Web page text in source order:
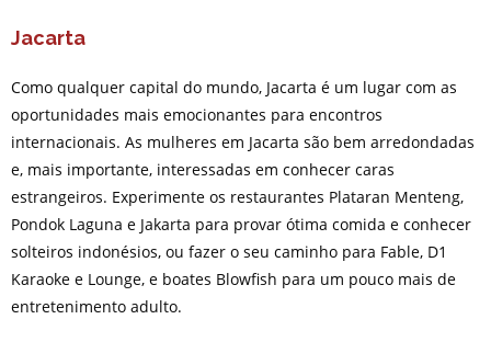
Jacarta
Como qualquer capital do mundo, Jacarta é um lugar com as
oportunidades mais emocionantes para encontros
internacionais. As mulheres em Jacarta são bem arredondadas
e, mais importante, interessadas em conhecer caras
estrangeiros. Experimente os restaurantes Plataran Menteng,
Pondok Laguna e Jakarta para provar ótima comida e conhecer
solteiros indonésios, ou fazer o seu caminho para Fable, D1
Karaoke e Lounge, e boates Blowfish para um pouco mais de
entretenimento adulto.